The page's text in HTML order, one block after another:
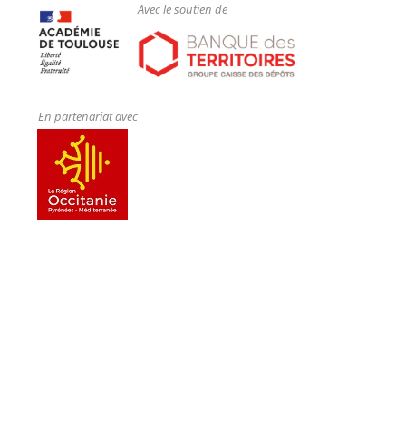
Avec le soutien de
En partenariat avec